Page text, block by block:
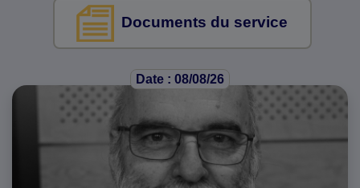
Documents du service
Date : 08/08/26